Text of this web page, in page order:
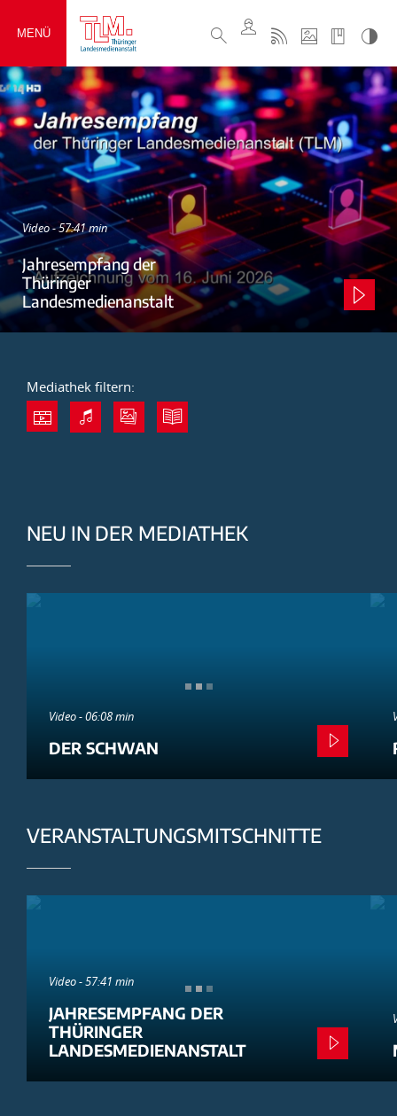
MENÜ
Video - 57:41 min
Jahresempfang der
Thüringer
Landesmedienanstalt
Mediathek filtern:
NEU IN DER MEDIATHEK
Video - 06:08 min
DER SCHWAN
VERANSTALTUNGSMITSCHNITTE
Video - 57:41 min
JAHRESEMPFANG DER
THÜRINGER
LANDESMEDIENANSTALT